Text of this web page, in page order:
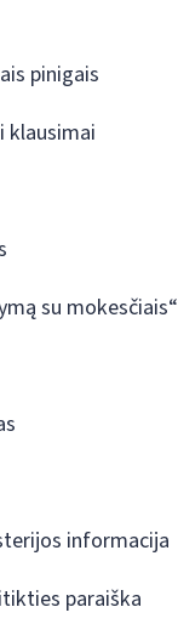
pinigais
klausimai
su mokesčiais“
informacija
paraiška